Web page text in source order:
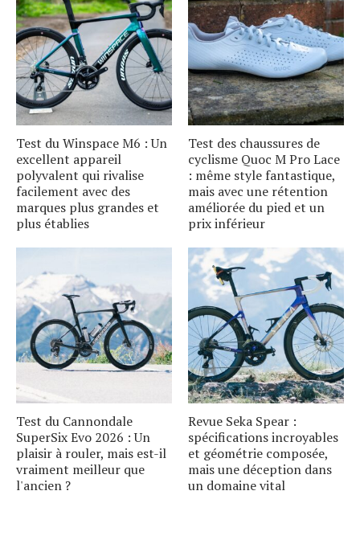
Test du Winspace M6 : Un
excellent appareil
polyvalent qui rivalise
facilement avec des
marques plus grandes et
plus établies
Test des chaussures de
cyclisme Quoc M Pro Lace
: même style fantastique,
mais avec une rétention
améliorée du pied et un
prix inférieur
Test du Cannondale
SuperSix Evo 2026 : Un
plaisir à rouler, mais est-il
vraiment meilleur que
l'ancien ?
Revue Seka Spear :
spécifications incroyables
et géométrie composée,
mais une déception dans
un domaine vital